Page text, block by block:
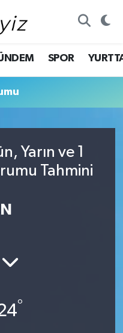
SPOR
Yarın ve 1
Tahmini
°